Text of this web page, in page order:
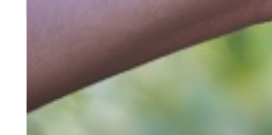
Organisation
La gestion de la faculté est assurée par le